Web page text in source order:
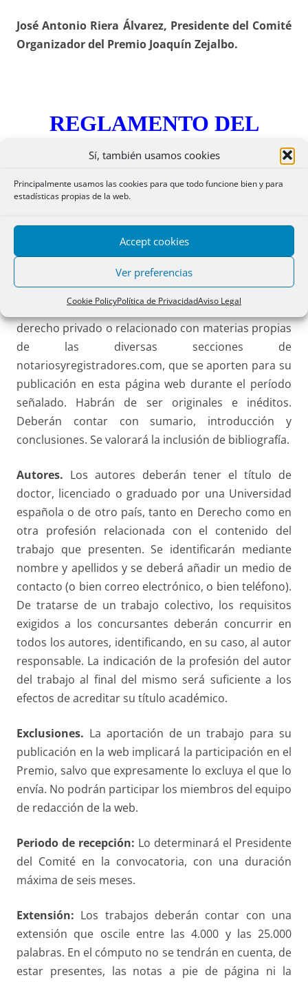
Sí, también usamos cookies
Principalmente usamos las cookies para que todo funcione bien y para
estadísticas propias de la web.
Accept cookies
Ver preferencias
Cookie PolicyPolítica de PrivacidadAviso Legal
José Antonio Riera Álvarez, Presidente del Comité
Organizador del Premio Joaquín Zejalbo.
REGLAMENTO DEL
PREMIO:
Denominación: “Premio Joaquín Zejalbo”
Se realizará a través de la web
organizadoranotariosyregistradores.com, pudiendo
hacerse eco de ella en redes sociales.
Contenido:Trabajos de contenido jurídico de
derecho privado o relacionado con materias propias
de las diversas secciones de
notariosyregistradores.com, que se aporten para su
publicación en esta página web durante el período
señalado. Habrán de ser originales e inéditos.
Deberán contar con sumario, introducción y
conclusiones. Se valorará la inclusión de bibliografía.
Autores. Los autores deberán tener el título de
doctor, licenciado o graduado por una Universidad
española o de otro país, tanto en Derecho como en
otra profesión relacionada con el contenido del
trabajo que presenten. Se identificarán mediante
nombre y apellidos y se deberá añadir un medio de
contacto (o bien correo electrónico, o bien teléfono).
De tratarse de un trabajo colectivo, los requisitos
exigidos a los concursantes deberán concurrir en
todos los autores, identificando, en su caso, al autor
responsable. La indicación de la profesión del autor
del trabajo al final del mismo será suficiente a los
efectos de acreditar su título académico.
Exclusiones. La aportación de un trabajo para su
publicación en la web implicará la participación en el
Premio, salvo que expresamente lo excluya el que lo
envía. No podrán participar los miembros del equipo
de redacción de la web.
Periodo de recepción: Lo determinará el Presidente
del Comité en la convocatoria, con una duración
máxima de seis meses.
Extensión: Los trabajos deberán contar con una
extensión que oscile entre las 4.000 y las 25.000
palabras. En el cómputo no se tendrán en cuenta, de
estar presentes, las notas a pie de página ni la